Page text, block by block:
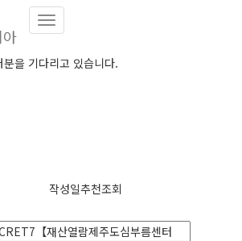
내비게이션
을 기다리고 있습니다.
작성일추천조회